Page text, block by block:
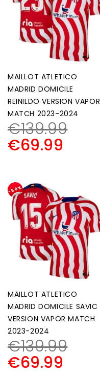
MAILLOT ATLETICO
MADRID DOMICILE
REINILDO VERSION VAPOR
MATCH 2023-2024
€139.99
€69.99
-50%
MAILLOT ATLETICO
MADRID DOMICILE SAVIC
VERSION VAPOR MATCH
2023-2024
€139.99
€69.99